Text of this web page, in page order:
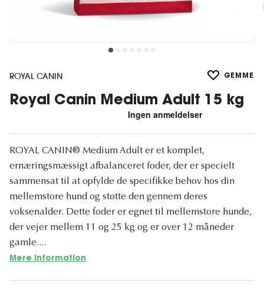
ROYAL CANIN GEMME
Royal Canin Medium Adult 15 kg
ROYAL CANIN® Medium Adult er et komplet,
ernæringsmæssigt afbalanceret foder, der er specielt
sammensat til at opfylde de specifikke behov hos din
mellemstore hund og støtte den gennem deres
voksenalder. Dette foder er egnet til mellemstore hunde,
der vejer mellem 11 og 25 kg og er over 12 måneder
gamle....
Mere information